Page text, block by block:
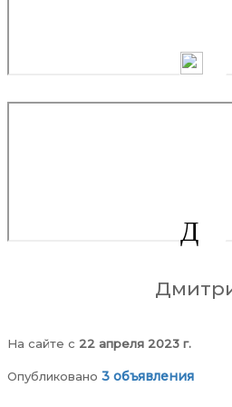
Купить дрова и уголь в Рузе,
Прием металлолома. Вывозим сами.
Д
На сайте c 22 апреля 2023 г.
Опубликовано 3 объявления